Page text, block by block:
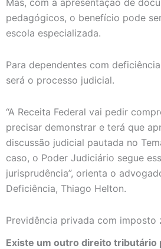
Mas, com a apresentação de
pedagógicos, o benefício pode
escola especializada.
Para dependentes com
será o processo judicial.
“A Receita Federal vai pedir
precisar demonstrar e terá que
discussão judicial pautada no
caso, o Poder Judiciário segue
jurisprudência”, orienta o
Deficiência, Thiago Helton.
Previdência privada com imposto
Existe um outro direito tributário